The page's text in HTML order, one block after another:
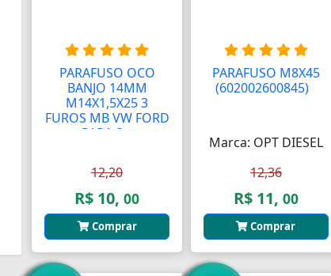
PARAFUSO OCO
BANJO 14MM
M14X1,5X25 3
FUROS MB VW FORD
PARA S...
12,20
R$ 10, 00
Comprar
PARAFUSO M8X45
(602002600845)A
Marca: OPT DIESEL
12,36
R$ 11, 00
Comprar